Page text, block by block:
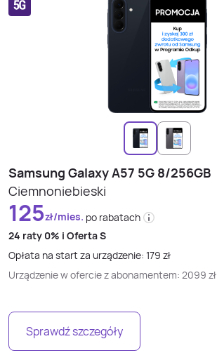
Samsung Galaxy A57 5G 8/256GB
Ciemnoniebieski
125zł/mies. po rabatach
24 raty 0% i Oferta S
Opłata na start za urządzenie: 179 zł
Urządzenie w ofercie z abonamentem: 2099 zł
Sprawdź szczegóły